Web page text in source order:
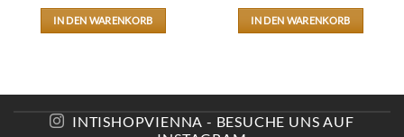
IN DEN WARENKORB IN DEN WARENKORB
INTISHOPVIENNA - BESUCHE UNS AUF